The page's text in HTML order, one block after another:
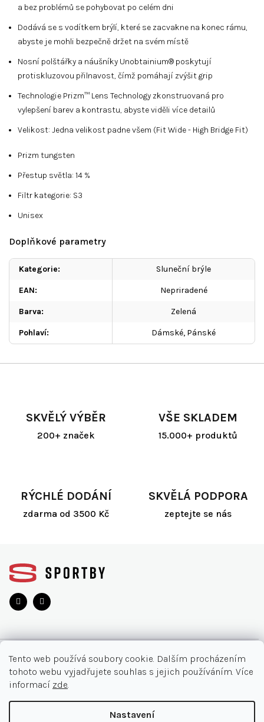
Tento web používá soubory cookie. Dalším procházením
tohoto webu vyjadřujete souhlas s jejich používáním. Více
informací zde.
Nastavení
SKVĚLÝ VÝBĚR
200+ značek
VŠE SKLADEM
15.000+ produktů
RÝCHLÉ DODÁNÍ
zdarma od 3500 Kč
SKVĚLÁ PODPORA
zeptejte se nás
a bez problémů se pohybovat po celém dni
Dodává se s vodítkem brýlí, které se zacvakne na konec rámu,
abyste je mohli bezpečně držet na svém místě
Nosní polštářky a náušníky Unobtainium® poskytují
protiskluzovou přilnavost, čímž pomáhají zvýšit grip
Technologie Prizm™ Lens Technology zkonstruovaná pro
vylepšení barev a kontrastu, abyste viděli více detailů
Velikost: Jedna velikost padne všem (Fit Wide - High Bridge Fit)
Prizm tungsten
Přestup světla: 14 %
Filtr kategorie: S3
Unisex
Doplňkové parametry
Kategorie: Sluneční brýle
EAN: Nepriradené
Barva: Zelená
Pohlaví: Dámské, Pánské
O NÁKUPU
Akce
Nejčastější otázky
INFORMACE